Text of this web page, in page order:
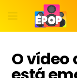
O vídeo